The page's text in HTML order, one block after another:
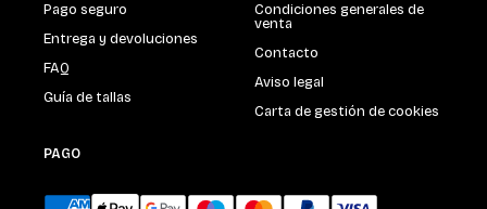
Pago seguro
Entrega y devoluciones
FAQ
Guía de tallas
Condiciones generales de
venta
Contacto
Aviso legal
Carta de gestión de cookies
PAGO